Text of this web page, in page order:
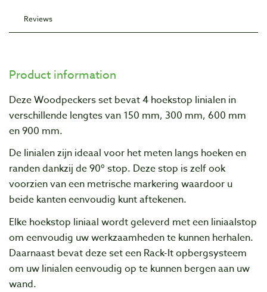
Reviews
Product information
Deze Woodpeckers set bevat 4 hoekstop linialen in
verschillende lengtes van 150 mm, 300 mm, 600 mm
en 900 mm.
De linialen zijn ideaal voor het meten langs hoeken en
randen dankzij de 90º stop. Deze stop is zelf ook
voorzien van een metrische markering waardoor u
beide kanten eenvoudig kunt aftekenen.
Elke hoekstop liniaal wordt geleverd met een liniaalstop
om eenvoudig uw werkzaamheden te kunnen herhalen.
Daarnaast bevat deze set een Rack-It opbergsysteem
om uw linialen eenvoudig op te kunnen bergen aan uw
wand.